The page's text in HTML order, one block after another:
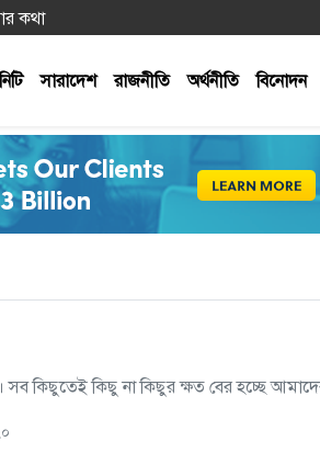
কথা
সারাদেশ রাজনীতি অর্থনীতি বিনোদন
সব কিছুতেই কিছু না কিছুর ক্ষত বের হচ্ছে